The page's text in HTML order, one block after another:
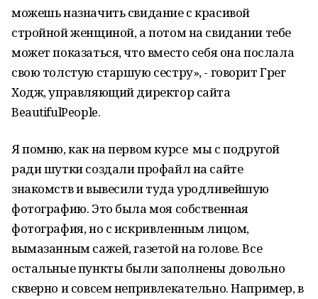
можешь назначить свидание с красивой
стройной женщиной, а потом на свидании тебе
может показаться, что вместо себя она послала
свою толстую старшую сестру», - говорит Грег
Ходж, управляющий директор сайта
BeautifulPeople.
Я помню, как на первом курсе мы с подругой
ради шутки создали профайл на сайте
знакомств и вывесили туда уродливейшую
фотографию. Это была моя собственная
фотография, но с искривленным лицом,
вымазанным сажей, газетой на голове. Все
остальные пункты были заполнены довольно
скверно и совсем непривлекательно. Например, в